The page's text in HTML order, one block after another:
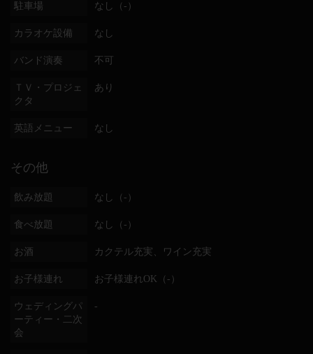
駐車場 なし（-）
カラオケ設備 なし
バンド演奏 不可
ＴＶ・プロジェ
クタ
あり
英語メニュー なし
その他
飲み放題 なし（-）
食べ放題 なし（-）
お酒 カクテル充実、ワイン充実
お子様連れ お子様連れOK（-）
ウェディングパ
ーティー・二次
会
-